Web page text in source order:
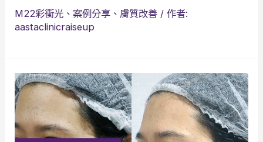
M22彩衝光 、案例分享 、 膚質改善 / 作者:
aastaclinicraiseup